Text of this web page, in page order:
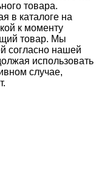
товара.
в каталоге на
к моменту
товар. Мы
согласно нашей
использовать
случае,